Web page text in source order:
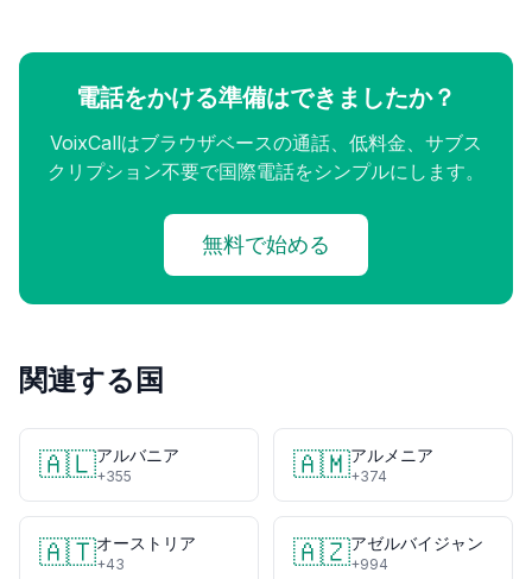
電話をかける準備はできましたか？
VoixCallはブラウザベースの通話、低料金、サブス
クリプション不要で国際電話をシンプルにします。
無料で始める
関連する国
🇦🇱アルバニア
+355 🇦🇲アルメニア
+374
🇦🇹オーストリア
+43 🇦🇿アゼルバイジャン
+994